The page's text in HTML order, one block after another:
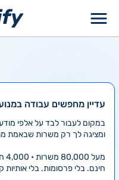
עדיין מחפשים עבודה
ומציגה לך רק משרות שבאמת
מעל 80,000 משרות • 4,000 חדשות ביום
חינם. בלי פרסומות. בלי אותיות